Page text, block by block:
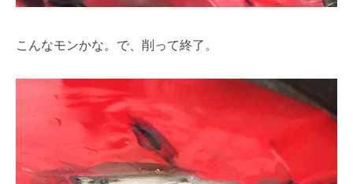
こんなモンかな。で、削って終了。